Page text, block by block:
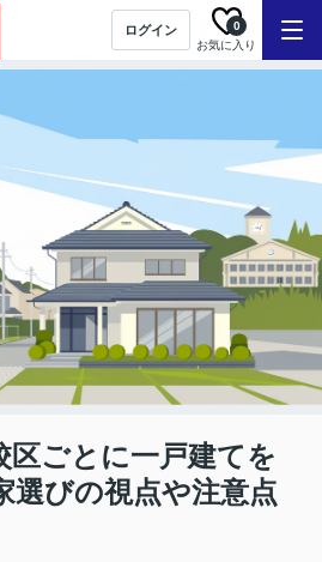
ログイン
お気に入り
0
区ごとに一戸建てを
選びの視点や注意点